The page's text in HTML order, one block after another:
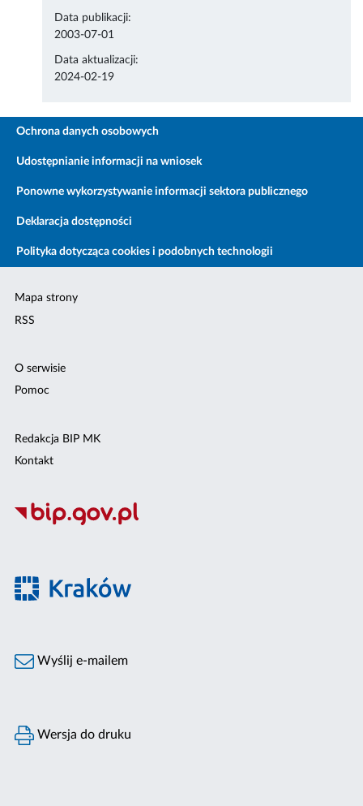
Data publikacji:
2003-07-01
Data aktualizacji:
2024-02-19
Ochrona danych osobowych
Udostępnianie informacji na wniosek
Ponowne wykorzystywanie informacji sektora publicznego
Deklaracja dostępności
Polityka dotycząca cookies i podobnych technologii
Mapa strony
RSS
O serwisie
Pomoc
Redakcja BIP MK
Kontakt
Wyślij e-mailem
Wersja do druku